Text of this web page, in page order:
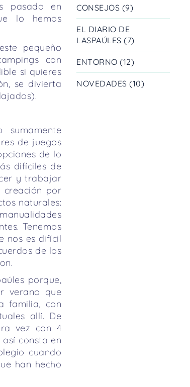
pasado en
lo hemos
pequeño
con
si quieres
se divierta
de juegos
de lo
difíciles de
y trabajar
creación por
naturales:
Tenemos
nos es difícil
de los
porque,
verano que
familia, con
allí. De
vez con 4
así consta en
cuando
han hecho
CONSEJOS (9)
EL DIARIO DE
LASPAÚLES (7)
ENTORNO (12)
NOVEDADES (10)